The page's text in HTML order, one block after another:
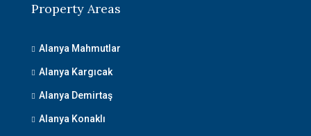
Property Areas
Alanya Mahmutlar
Alanya Kargıcak
Alanya Demirtaş
Alanya Konaklı